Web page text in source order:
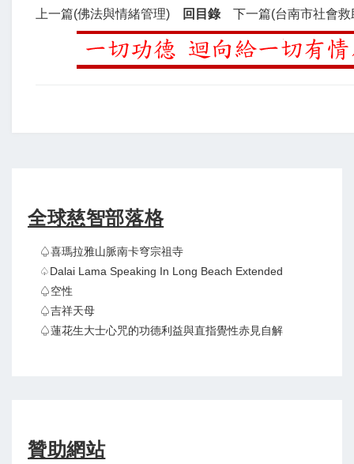
上一篇(佛法與情緒管理) 回目錄 下一篇(台南市社會
全球慈智部落格
♤喜瑪拉雅山脈南卡穹宗祖寺
♤Dalai Lama Speaking In Long Beach Extended
♤空性
♤吉祥天母
♤蓮花生大士心咒的功德利益與直指覺性赤見自解
贊助網站